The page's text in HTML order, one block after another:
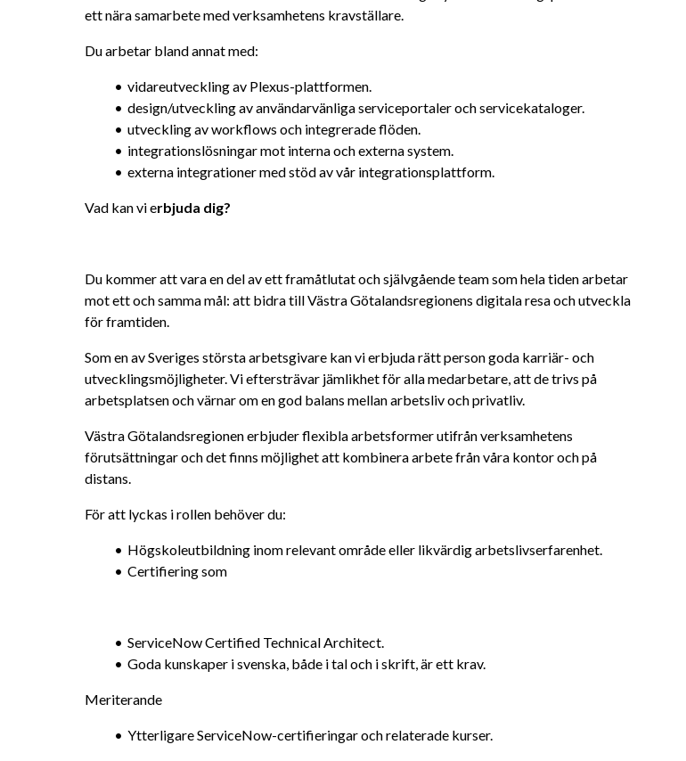
ett nära samarbete med verksamhetens kravställare.
Du arbetar bland annat med:
vidareutveckling av Plexus-plattformen.
design/utveckling av användarvänliga serviceportaler och servicekataloger.
utveckling av workflows och integrerade flöden.
integrationslösningar mot interna och externa system.
externa integrationer med stöd av vår integrationsplattform.
Vad kan vi erbjuda dig?
Du kommer att vara en del av ett framåtlutat och självgående team som hela tiden arbetar
mot ett och samma mål: att bidra till Västra Götalandsregionens digitala resa och utveckla
för framtiden.
Som en av Sveriges största arbetsgivare kan vi erbjuda rätt person goda karriär- och
utvecklingsmöjligheter. Vi eftersträvar jämlikhet för alla medarbetare, att de trivs på
arbetsplatsen och värnar om en god balans mellan arbetsliv och privatliv.
Västra Götalandsregionen erbjuder flexibla arbetsformer utifrån verksamhetens
förutsättningar och det finns möjlighet att kombinera arbete från våra kontor och på
distans.
För att lyckas i rollen behöver du:
Högskoleutbildning inom relevant område eller likvärdig arbetslivserfarenhet.
Certifiering som
ServiceNow Certified Technical Architect.
Goda kunskaper i svenska, både i tal och i skrift, är ett krav.
Meriterande
Ytterligare ServiceNow-certifieringar och relaterade kurser.